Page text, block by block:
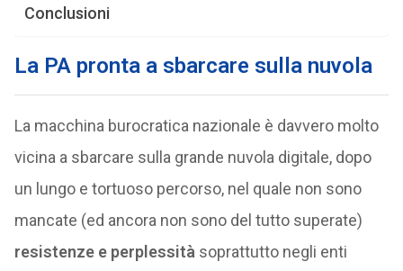
Conclusioni
La PA pronta a sbarcare sulla nuvola
La macchina burocratica nazionale è davvero molto
vicina a sbarcare sulla grande nuvola digitale, dopo
un lungo e tortuoso percorso, nel quale non sono
mancate (ed ancora non sono del tutto superate)
resistenze e perplessità soprattutto negli enti